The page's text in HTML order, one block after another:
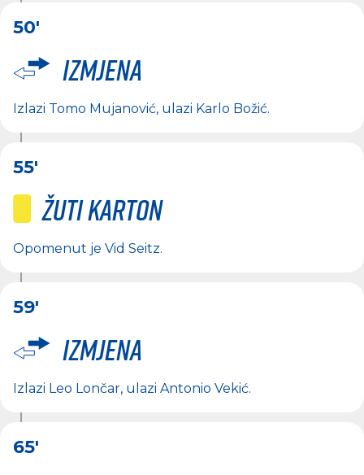
50'
Izmjena
Izlazi Tomo Mujanović, ulazi Karlo Božić.
55'
Žuti karton
Opomenut je Vid Seitz.
59'
Izmjena
Izlazi Leo Lončar, ulazi Antonio Vekić.
65'